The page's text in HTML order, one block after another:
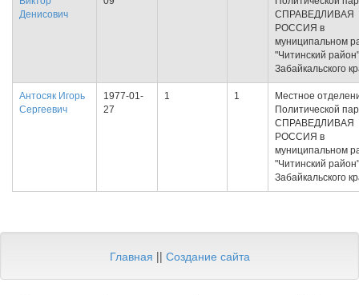
Денисович
СПРАВЕДЛИВАЯ
РОССИЯ в
муниципальном
"Читинский район"
Забайкальского
Антосяк Игорь
Сергеевич
1977-01-
27
1 1
Местное
Политической
СПРАВЕДЛИВАЯ
РОССИЯ в
муниципальном
"Читинский район"
Забайкальского
Главная || Создание сайта